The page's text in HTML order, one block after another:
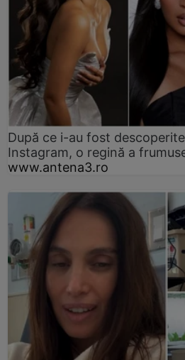
După ce i-au fost
Instagram, o regină a
www.antena3.ro